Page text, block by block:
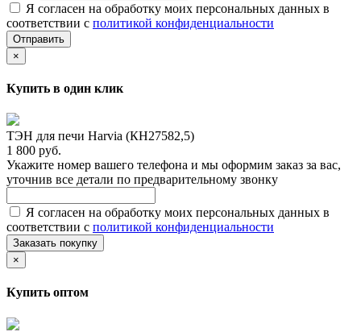
Я согласен на обработку моих персональных данных в
соответствии с политикой конфиденциальности
Отправить
×
Купить в один клик
ТЭН для печи Harvia (КН27582,5)
1 800 руб.
Укажите номер вашего телефона и мы оформим заказ за вас,
уточнив все детали по предварительному звонку
Я согласен на обработку моих персональных данных в
соответствии с политикой конфиденциальности
Заказать покупку
×
Купить оптом